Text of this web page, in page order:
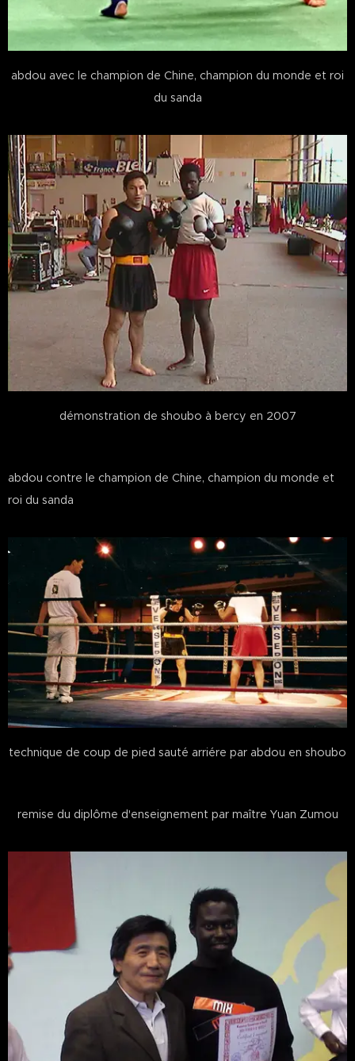
abdou avec le champion de Chine, champion du monde et roi
du sanda
démonstration de shoubo à bercy en 2007
abdou contre le champion de Chine, champion du monde et
roi du sanda
technique de coup de pied sauté arriére par abdou en shoubo
remise du diplôme d'enseignement par maître Yuan Zumou